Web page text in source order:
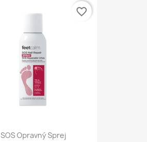
SOS Opravný Sprej
favorite_border